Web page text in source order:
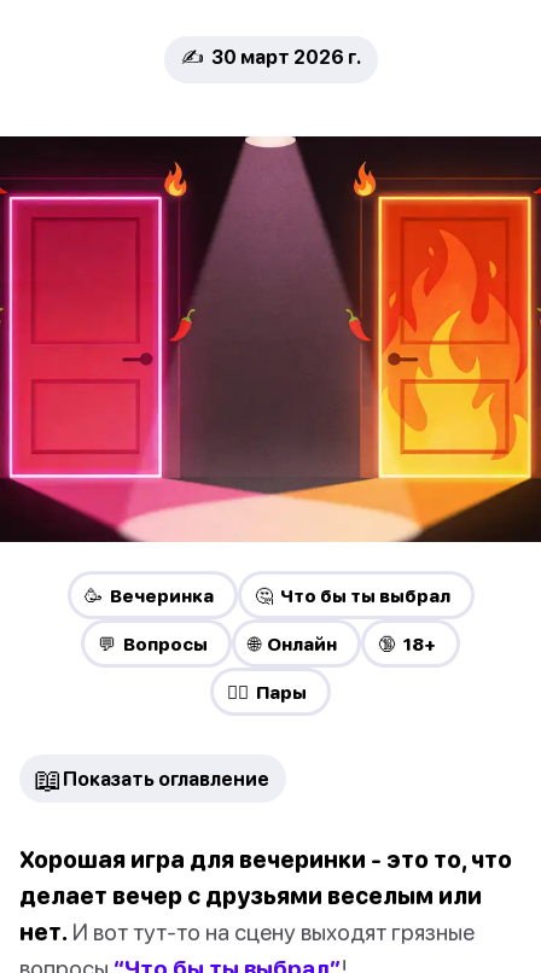
✍️ 30 март 2026 г.
🥳 Вечеринка 🤔 Что бы ты выбрал
💬 Вопросы 🌐 Онлайн 🔞 18+
❤️‍🔥 Пары
📖 Показать оглавление
Хорошая игра для вечеринки - это то, что
делает вечер с друзьями веселым или
нет. И вот тут-то на сцену выходят грязные